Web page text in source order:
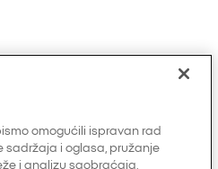
omogućili ispravan rad
i oglasa, pružanje
i analizu saobraćaja.